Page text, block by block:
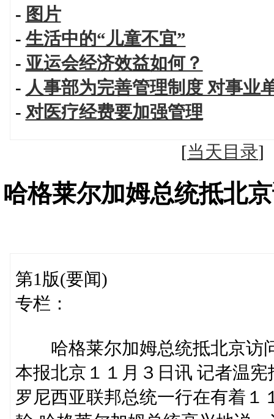
- 图片
-生活中的“儿童不宜”
- 亚运会经济效益如何？
- 人事部为完善管理制度 对事业
- 对医疗经费要加强管理
[当天目录
哈格莱尔加姆总统抵北
第1版(要闻)
专栏：
哈格莱尔加姆总统抵北京访
本报北京１１月３日讯 记者温
罗尼西亚联邦总统一行在有着１